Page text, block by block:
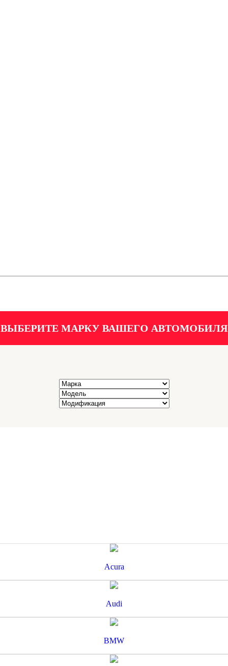
ВЫБЕРИТЕ МАРКУ ВАШЕГО АВТОМОБИЛЯ
Acura
Audi
BMW